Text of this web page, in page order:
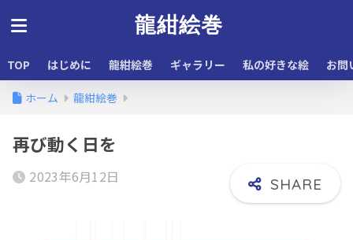
龍紺絵巻
TOP はじめに 龍紺絵巻 ギャラリー 私の好きな絵 お問
ホーム 龍紺絵巻
再び動く日を
2023年6月12日